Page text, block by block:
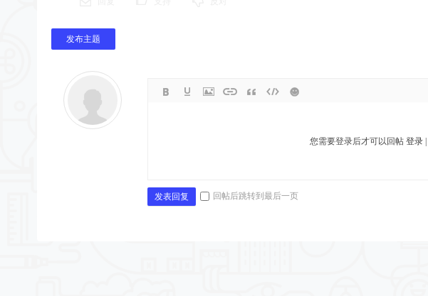
发布主题
您需要登录后才可以回帖 登录|
发表回复 回帖后跳转到最后一页